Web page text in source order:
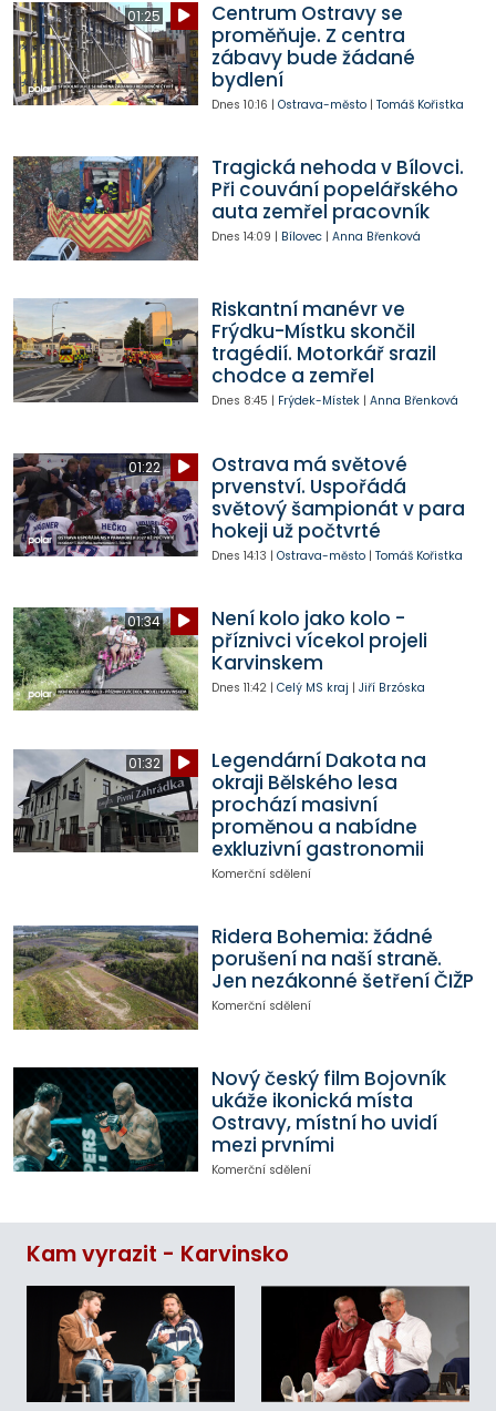
01:25
Centrum Ostravy se
proměňuje. Z centra
zábavy bude žádané
bydlení
Dnes 10:16 | Ostrava-město| Tomáš Kořistka
Tragická nehoda v Bílovci.
Při couvání popelářského
auta zemřel pracovník
Dnes 14:09 | Bílovec| Anna Břenková
Riskantní manévr ve
Frýdku-Místku skončil
tragédií. Motorkář srazil
chodce a zemřel
Dnes 8:45 | Frýdek-Místek| Anna Břenková
01:22
Ostrava má světové
prvenství. Uspořádá
světový šampionát v para
hokeji už počtvrté
Dnes 14:13 | Ostrava-město| Tomáš Kořistka
01:34
Není kolo jako kolo -
příznivci vícekol projeli
Karvinskem
Dnes 11:42| Celý MS kraj | Jiří Brzóska
01:32
Legendární Dakota na
okraji Bělského lesa
prochází masivní
proměnou a nabídne
exkluzivní gastronomii
Komerční sdělení
Ridera Bohemia: žádné
porušení na naší straně.
Jen nezákonné šetření ČIŽP
Komerční sdělení
Nový český film Bojovník
ukáže ikonická místa
Ostravy, místní ho uvidí
mezi prvními
Komerční sdělení
Kam vyrazit - Karvinsko